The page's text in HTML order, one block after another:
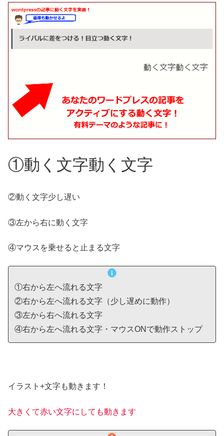
①動く文字動く文字
②動く文字少し遅い
③左から右に動く文字
④マウスを乗せると止まる文字
①右から左へ流れる文字
②右から左へ流れる文字（少し遅めに動作）
③左から右へ流れる文字
④右から左へ流れる文字・マウスONで動作ストップ
イラスト+文字も動きます！
大きくて赤い文字にしても動きます